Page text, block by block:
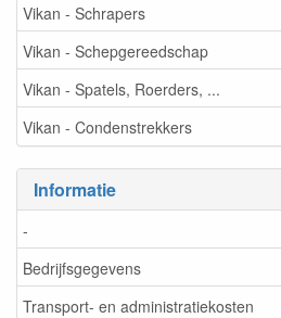
Vikan - Schrapers
Vikan - Schepgereedschap
Vikan - Spatels, Roerders, ...
Vikan - Condenstrekkers
Informatie
-
Bedrijfsgegevens
Transport- en administratiekosten